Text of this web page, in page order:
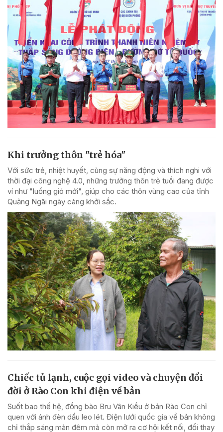
Khi trưởng thôn "trẻ hóa"
Với sức trẻ, nhiệt huyết, cùng sự năng động và thích nghi với
thời đại công nghệ 4.0, những trưởng thôn trẻ tuổi đang được
ví như "luồng gió mới", giúp cho các thôn vùng cao của tỉnh
Quảng Ngãi ngày càng khởi sắc.
Chiếc tủ lạnh, cuộc gọi video và chuyện đổi
đời ở Rào Con khi điện về bản
Suốt bao thế hệ, đồng bào Bru Vân Kiều ở bản Rào Con chỉ
quen với ánh đèn dầu leo lét. Điện lưới quốc gia về bản không
chỉ thắp sáng màn đêm mà còn mở ra cơ hội kết nối, đổi thay